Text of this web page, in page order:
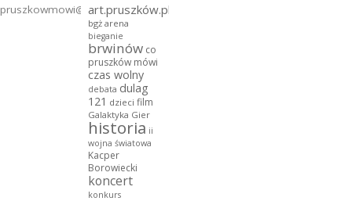
pruszkowmowi@gmail.com
art.pruszków.pl
bgż arena
bieganie
brwinów co
pruszków mówi
czas wolny
debata dulag
121 dzieci film
Galaktyka Gier
historia ii
wojna światowa
Kacper
Borowiecki
koncert
konkurs